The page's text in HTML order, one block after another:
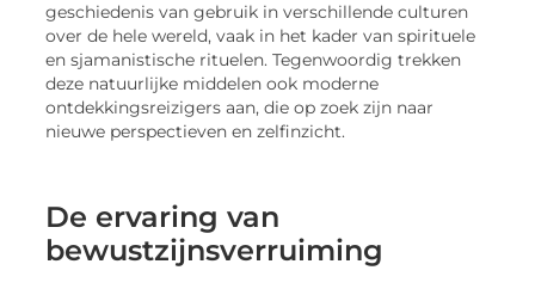
geschiedenis van gebruik in verschillende culturen
over de hele wereld, vaak in het kader van spirituele
en sjamanistische rituelen. Tegenwoordig trekken
deze natuurlijke middelen ook moderne
ontdekkingsreizigers aan, die op zoek zijn naar
nieuwe perspectieven en zelfinzicht.
De ervaring van
bewustzijnsverruiming